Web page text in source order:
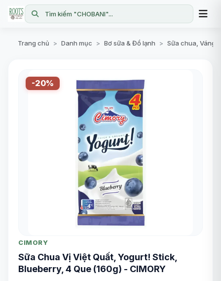
Tìm kiếm "CHOBANI"...
Trang chủ > Danh mục > Bơ sữa & Đồ lạnh > Sữa chua, Váng
-20%
CIMORY
Sữa Chua Vị Việt Quất, Yogurt! Stick,
Blueberry, 4 Que (160g) - CIMORY